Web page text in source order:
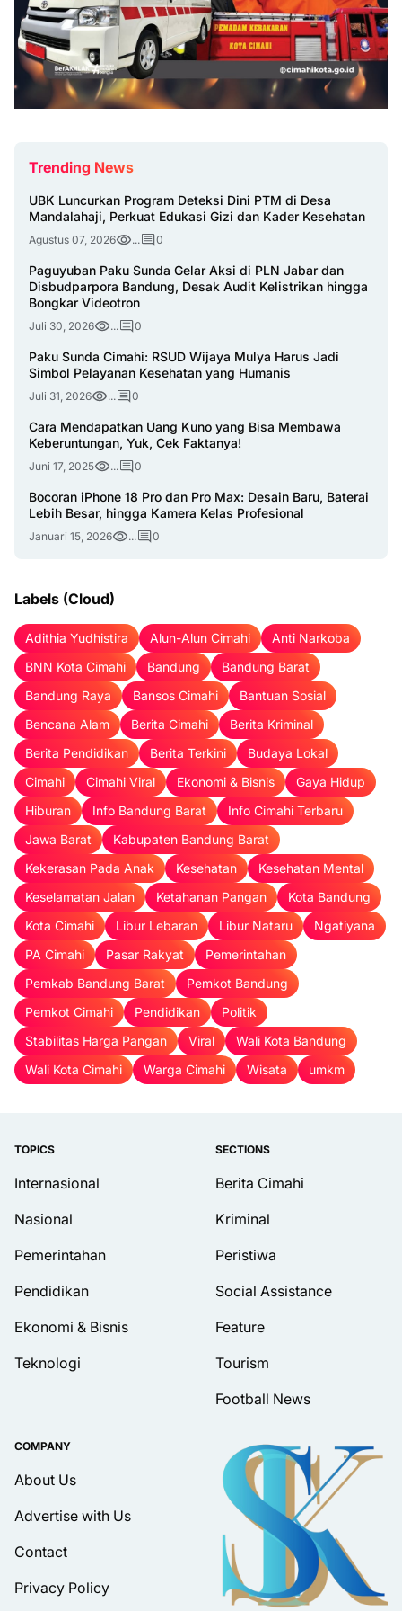
Trending News
UBK Luncurkan Program Deteksi Dini PTM di Desa
Mandalahaji, Perkuat Edukasi Gizi dan Kader Kesehatan
Agustus 07, 2026 ... 0
Paguyuban Paku Sunda Gelar Aksi di PLN Jabar dan
Disbudparpora Bandung, Desak Audit Kelistrikan hingga
Bongkar Videotron
Juli 30, 2026 ... 0
Paku Sunda Cimahi: RSUD Wijaya Mulya Harus Jadi
Simbol Pelayanan Kesehatan yang Humanis
Juli 31, 2026 ... 0
Cara Mendapatkan Uang Kuno yang Bisa Membawa
Keberuntungan, Yuk, Cek Faktanya!
Juni 17, 2025 ... 0
Bocoran iPhone 18 Pro dan Pro Max: Desain Baru, Baterai
Lebih Besar, hingga Kamera Kelas Profesional
Januari 15, 2026 ... 0
Labels (Cloud)
Adithia Yudhistira Alun-Alun Cimahi
Anti Narkoba
BNN Kota Cimahi
Bandung
Bandung Barat
Bandung Raya
Bansos Cimahi
Bantuan Sosial
Bencana Alam
Berita Cimahi
Berita Kriminal
Berita Pendidikan
Berita Terkini
Budaya Lokal
Cimahi
Cimahi Viral Ekonomi & Bisnis
Gaya Hidup
Hiburan
Info Bandung Barat
Info Cimahi Terbaru
Jawa Barat
Kabupaten Bandung Barat
Kekerasan Pada Anak
Kesehatan
Kesehatan Mental
Keselamatan Jalan
Ketahanan Pangan
Kota Bandung
Kota Cimahi
Libur Lebaran Libur Nataru
Ngatiyana
PA Cimahi
Pasar Rakyat
Pemerintahan
Pemkab Bandung Barat
Pemkot Bandung
Pemkot Cimahi
Pendidikan
Politik
Stabilitas Harga Pangan
Viral
Wali Kota Bandung
Wali Kota Cimahi
Warga Cimahi Wisata umkm
TOPICS
Internasional
Nasional
Pemerintahan
Pendidikan
Ekonomi & Bisnis
Teknologi
SECTIONS
Berita Cimahi
Kriminal
Peristiwa
Social Assistance
Feature
Tourism
Football News
COMPANY
About Us
Advertise with Us
Contact
Privacy Policy